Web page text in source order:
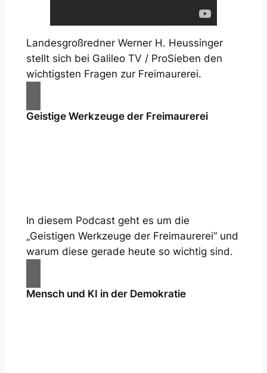
Landesgroßredner Werner H. Heussinger
stellt sich bei Galileo TV / ProSieben den
wichtigsten Fragen zur Freimaurerei.
Geistige Werkzeuge der Freimaurerei
In diesem Podcast geht es um die
„Geistigen Werkzeuge der Freimaurerei“ und
warum diese gerade heute so wichtig sind.
Mensch und KI in der Demokratie